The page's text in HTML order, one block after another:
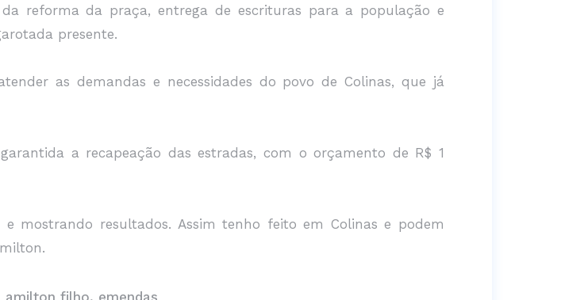
reforma da praça, entrega de escrituras para a população e
presente.
as demandas e necessidades do povo de Colinas, que já
a recapeação das estradas, com o orçamento de R$ 1
mostrando resultados. Assim tenho feito em Colinas e podem
filho, emendas